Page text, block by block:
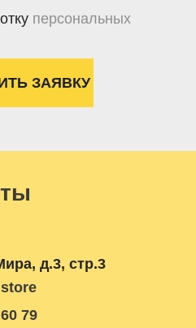
персональных
д.3, стр.3
79